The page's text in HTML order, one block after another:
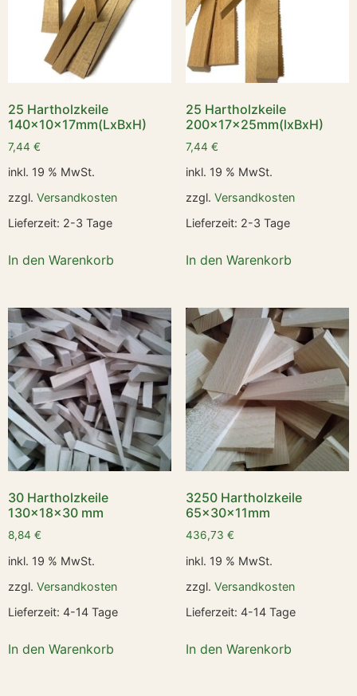
25 Hartholzkeile
140x10x17mm(LxBxH)
7,44 €
inkl. 19 % MwSt.
zzgl. Versandkosten
Lieferzeit: 2-3 Tage
In den Warenkorb
25 Hartholzkeile
200x17x25mm(lxBxH)
7,44 €
inkl. 19 % MwSt.
zzgl. Versandkosten
Lieferzeit: 2-3 Tage
In den Warenkorb
30 Hartholzkeile
130x18x30 mm
8,84 €
inkl. 19 % MwSt.
zzgl. Versandkosten
Lieferzeit: 4-14 Tage
In den Warenkorb
3250 Hartholzkeile
65x30x11mm
436,73 €
inkl. 19 % MwSt.
zzgl. Versandkosten
Lieferzeit: 4-14 Tage
In den Warenkorb